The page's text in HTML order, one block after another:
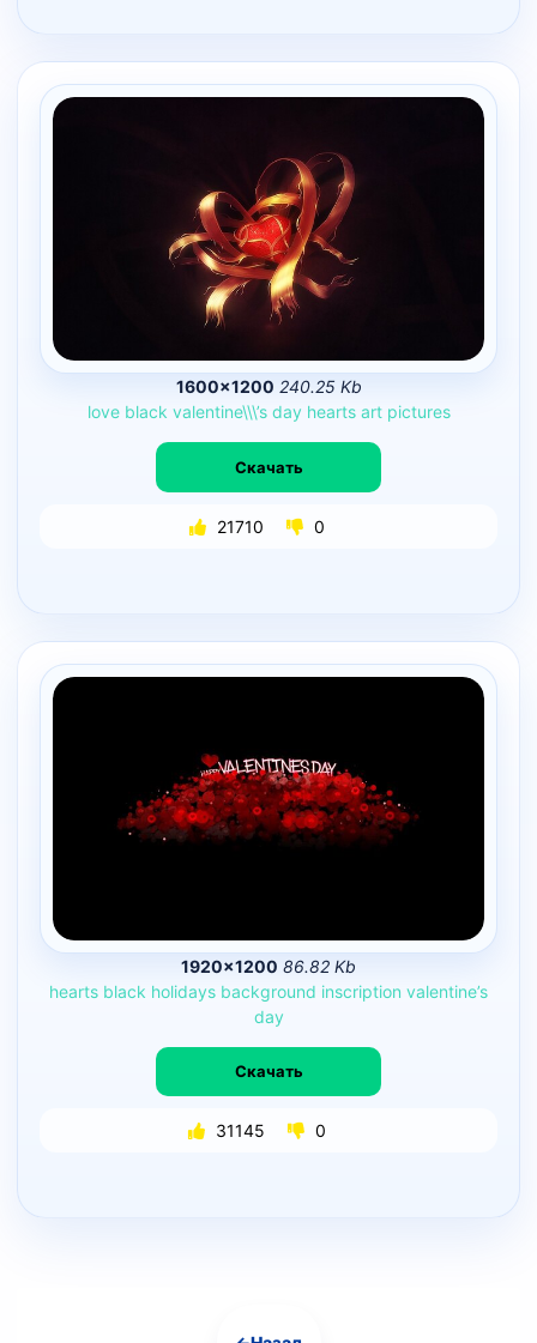
1600×1200 240.25 Kb
love black valentine\\\’s day hearts art pictures
Скачать
21710 0
1920×1200 86.82 Kb
hearts black holidays background inscription valentine’s
day
Скачать
31145 0